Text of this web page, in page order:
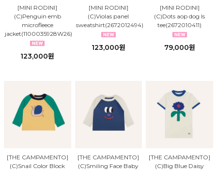
[MINI RODINI]
(C)Penguin emb
microfleece
jacket(1100035928W26)
123,000원
[MINI RODINI]
(C)Violas panel
sweatshirt(2672012494)
123,000원
[MINI RODINI]
(C)Dots aop dog ls
tee(2672010411)
79,000원
[THE CAMPAMENTO]
(C)Snail Color Block
[THE CAMPAMENTO]
(C)Smiling Face Baby
[THE CAMPAMENTO]
(C)Big Blue Daisy